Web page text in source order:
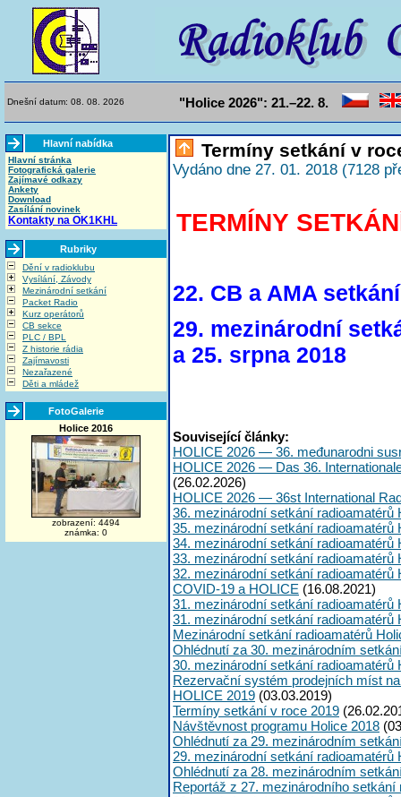
Dnešní datum: 08. 08. 2026 "Holice 2026": 21.–22. 8.
Hlavní nabídka
Hlavní stránka
Fotografická galerie
Zajímavé odkazy
Ankety
Download
Zasílání novinek
Kontakty na OK1KHL
Rubriky
Dění v radioklubu
Vysílání, Závody
Mezinárodní setkání
Packet Radio
Kurz operátorů
CB sekce
PLC / BPL
Z historie rádia
Zajímavosti
Nezařazené
Děti a mládež
FotoGalerie
Holice 2016
zobrazení: 4494
známka: 0
Termíny setkání v
Vydáno dne 27. 01. 2018 (7128
TERMÍNY
22. CB a AMA
29. mezinárodní
a 25. srpna 2018
Související články:
HOLICE 2026 — 36. međunarodni
HOLICE 2026 — Das 36.
(26.02.2026)
HOLICE 2026 — 36st International
36. mezinárodní setkání radioamatérů
35. mezinárodní setkání radioamatérů
34. mezinárodní setkání radioamatérů
33. mezinárodní setkání radioamatérů
32. mezinárodní setkání radioamatérů
COVID-19 a HOLICE (16.08.2021)
31. mezinárodní setkání radioamatérů
31. mezinárodní setkání radioamatérů
Mezinárodní setkání radioamatérů
Ohlédnutí za 30. mezinárodním
30. mezinárodní setkání radioamatérů
Rezervační systém prodejních míst
HOLICE 2019 (03.03.2019)
Termíny setkání v roce 2019
Návštěvnost programu Holice 2018
Ohlédnutí za 29. mezinárodním
29. mezinárodní setkání radioamatérů
Ohlédnutí za 28. mezinárodním
Reportáž z 27. mezinárodního setkání